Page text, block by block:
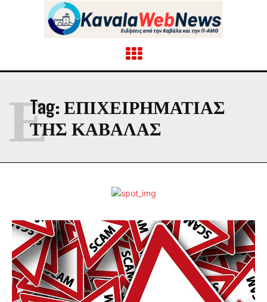
Tag: ΕΠΙΧΕΙΡΗΜΑΤΊΑΣ
ΤΗΣ ΚΑΒΆΛΑΣ
Ε